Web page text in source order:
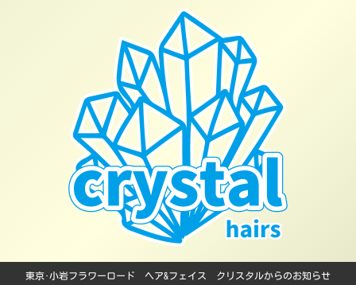
東京･小岩フラワーロード ヘア&フェイス クリスタルからのお知らせ